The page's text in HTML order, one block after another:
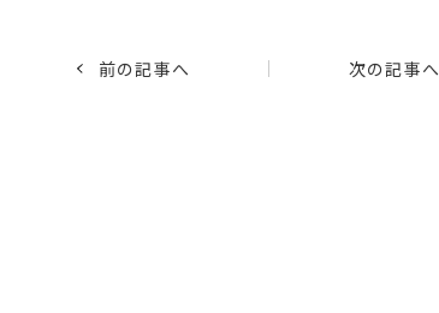
前の記事へ 次の記事へ